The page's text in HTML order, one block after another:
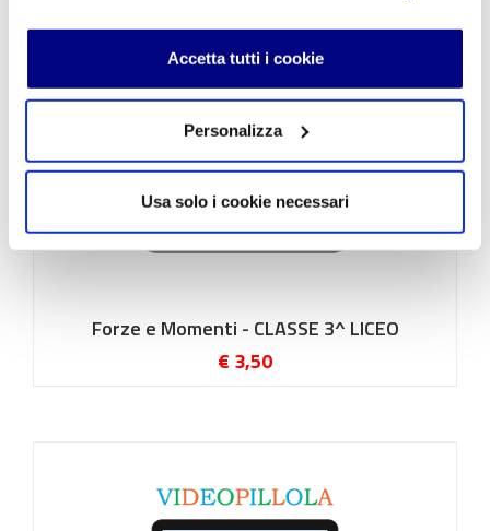
Accetta tutti i cookie
Personalizza
Usa solo i cookie necessari
Forze e Momenti - CLASSE 3^ LICEO
€ 3,50